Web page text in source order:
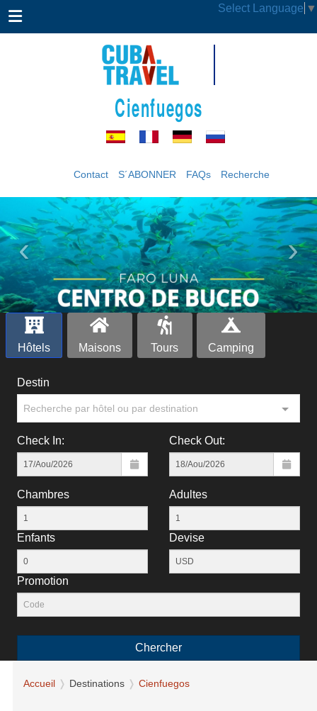
Select Language ▼
Cienfuegos
Contact S´ABONNER FAQs Recherche
‹ ›
Hôtels Maisons Tours Camping
Destin
Recherche par hôtel ou par destination
Check In: Check Out:
Chambres Adultes
Enfants Devise
Рromotion
Chercher
Accueil Destinations Cienfuegos